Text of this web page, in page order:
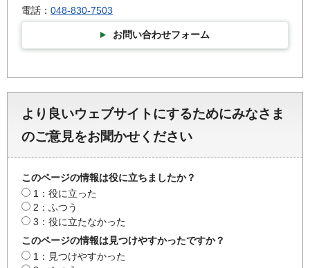
電話： 048-830-7503
お問い合わせフォーム
より良いウェブサイトにするためにみなさま
のご意見をお聞かせください
このページの情報は役に立ちましたか？
1：役に立った
2：ふつう
3：役に立たなかった
このページの情報は見つけやすかったですか？
1：見つけやすかった